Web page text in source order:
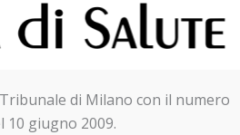
di Milano con il numero
10 giugno 2009.